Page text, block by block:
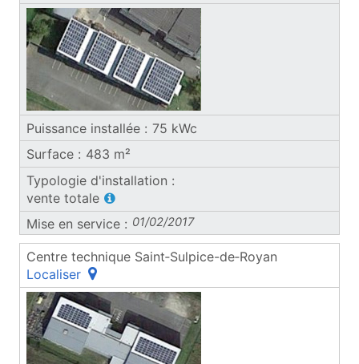
75 kWc
483 m²
vente totale(ouvre une fenêtre popup)
01/02/2017
Centre technique Saint‑Sulpice-de‑Royan
Localiser(ouvre une fenêtre popup)